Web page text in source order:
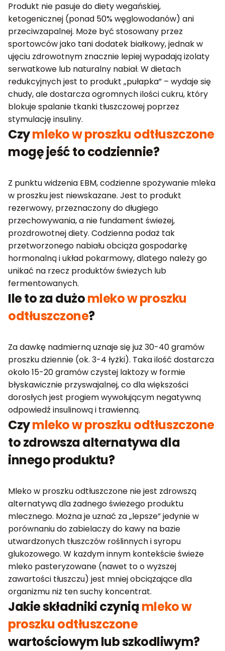
Produkt nie pasuje do diety wegańskiej,
ketogenicznej (ponad 50% węglowodanów) ani
przeciwzapalnej. Może być stosowany przez
sportowców jako tani dodatek białkowy, jednak w
ujęciu zdrowotnym znacznie lepiej wypadają izolaty
serwatkowe lub naturalny nabiał. W dietach
redukcyjnych jest to produkt „pułapka” – wydaje się
chudy, ale dostarcza ogromnych ilości cukru, który
blokuje spalanie tkanki tłuszczowej poprzez
stymulację insuliny.
Czymleko w proszku odtłuszczone
mogę jeść to codziennie?
Z punktu widzenia EBM, codzienne spożywanie mleka
w proszku jest niewskazane. Jest to produkt
rezerwowy, przeznaczony do długiego
przechowywania, a nie fundament świeżej,
prozdrowotnej diety. Codzienna podaż tak
przetworzonego nabiału obciąża gospodarkę
hormonalną i układ pokarmowy, dlatego należy go
unikać na rzecz produktów świeżych lub
fermentowanych.
Ile to za dużomleko w proszku
odtłuszczone?
Za dawkę nadmierną uznaje się już 30-40 gramów
proszku dziennie (ok. 3-4 łyżki). Taka ilość dostarcza
około 15-20 gramów czystej laktozy w formie
błyskawicznie przyswajalnej, co dla większości
dorosłych jest progiem wywołującym negatywną
odpowiedź insulinową i trawienną.
Czymleko w proszku odtłuszczone
to zdrowsza alternatywa dla
innego produktu?
Mleko w proszku odtłuszczone nie jest zdrowszą
alternatywą dla żadnego świeżego produktu
mlecznego. Można je uznać za „lepsze” jedynie w
porównaniu do zabielaczy do kawy na bazie
utwardzonych tłuszczów roślinnych i syropu
glukozowego. W każdym innym kontekście świeże
mleko pasteryzowane (nawet to o wyższej
zawartości tłuszczu) jest mniej obciążające dla
organizmu niż ten suchy koncentrat.
Jakie składniki czyniąmleko w
proszku odtłuszczone
wartościowym lub szkodliwym?